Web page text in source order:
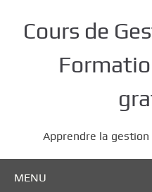
o
Cours de
Apprendre la gestion
MENU